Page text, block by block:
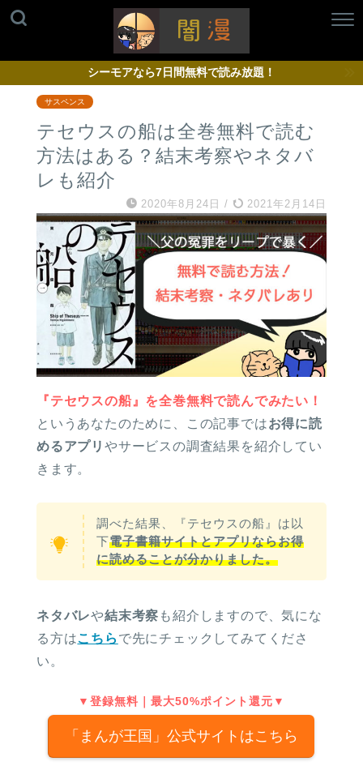
シーモアなら7日間無料で読み放題！
サスペンス
テセウスの船は全巻無料で読む
方法はある？結末考察やネタバ
レも紹介
2020年8月24日 / 2021年2月14日
『テセウスの船』を全巻無料で読んでみたい！
というあなたのために、この記事ではお得に読
めるアプリ やサービスの調査結果を紹介してい
きます。
調べた結果、『テセウスの船』は以
下電子書籍サイトとアプリならお得
に読めることが分かりました。
ネタバレや結末考察 も紹介しますので、気にな
る方はこちら で先にチェックしてみてくださ
い。
▼登録無料｜最大50%ポイント還元▼
「まんが王国」公式サイトはこちら